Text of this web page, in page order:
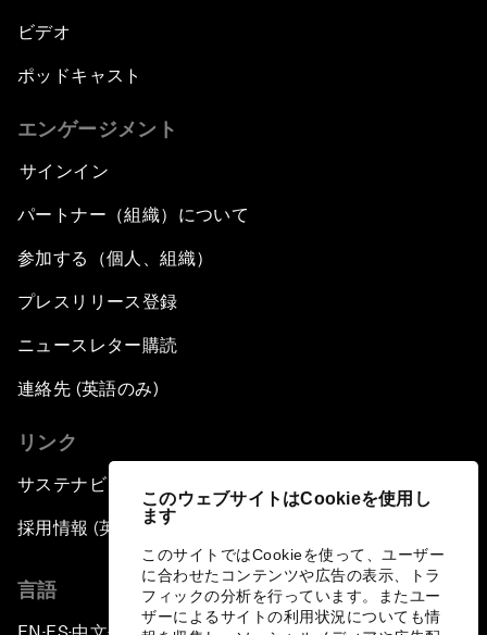
このウェブサイトはCookieを使用し
ます
このサイトではCookieを使って、ユーザー
に合わせたコンテンツや広告の表示、トラ
フィックの分析を行っています。またユー
ザーによるサイトの利用状況についても情
ビデオ
ポッドキャスト
エンゲージメント
サインイン
パートナー（組織）について
参加する（個人、組織）
プレスリリース登録
ニュースレター購読
連絡先 (英語のみ)
リンク
サステナビリティへの取り組み
採用情報 (英語のみ)
言語
▪ ▪ ▪